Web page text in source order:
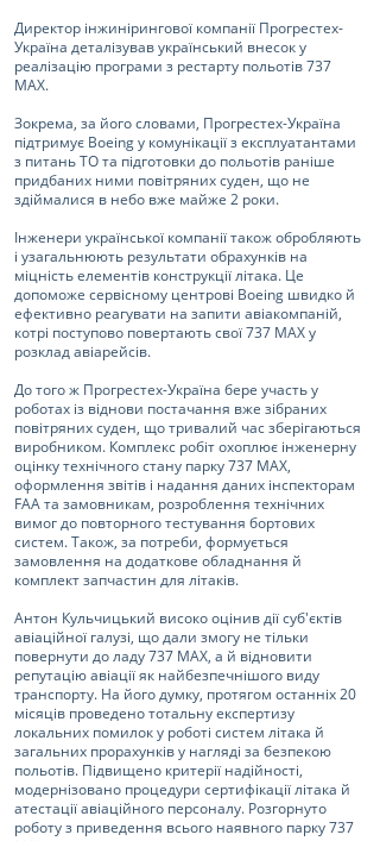
Директор інжинірингової компанії Прогрестех-
Україна деталізував український внесок у
реалізацію програми з рестарту польотів 737
MAX.
Зокрема, за його словами, Прогрестех-Україна
підтримує Boeing у комунікації з експлуатантами
з питань ТО та підготовки до польотів раніше
придбаних ними повітряних суден, що не
здіймалися в небо вже майже 2 роки.
Інженери української компанії також обробляють
і узагальнюють результати обрахунків на
міцність елементів конструкції літака. Це
допоможе сервісному центрові Boeing швидко й
ефективно реагувати на запити авіакомпаній,
котрі поступово повертають свої 737 МАХ у
розклад авіарейсів.
До того ж Прогрестех-Україна бере участь у
роботах із віднови постачання вже зібраних
повітряних суден, що тривалий час зберігаються
виробником. Комплекс робіт охоплює інженерну
оцінку технічного стану парку 737 MAX,
оформлення звітів і надання даних інспекторам
FAA та замовникам, розроблення технічних
вимог до повторного тестування бортових
систем. Також, за потреби, формується
замовлення на додаткове обладнання й
комплект запчастин для літаків.
Антон Кульчицький високо оцінив дії суб'єктів
авіаційної галузі, що дали змогу не тільки
повернути до ладу 737 МАХ, а й відновити
репутацію авіації як найбезпечнішого виду
транспорту. На його думку, протягом останніх 20
місяців проведено тотальну експертизу
локальних помилок у роботі систем літака й
загальних прорахунків у нагляді за безпекою
польотів. Підвищено критерії надійності,
модернізовано процедури сертифікації літака й
атестації авіаційного персоналу. Розгорнуто
роботу з приведення всього наявного парку 737